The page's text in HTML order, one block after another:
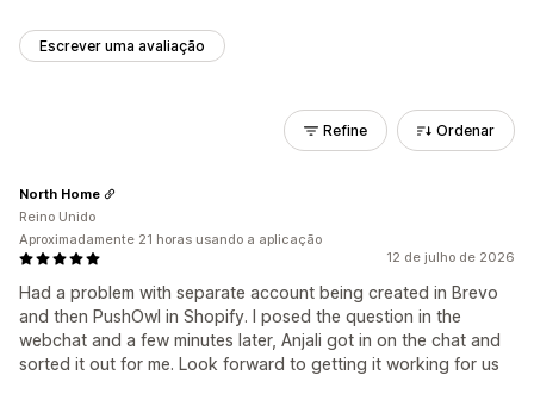
Escrever uma avaliação
Refine Ordenar
12 de julho de 2026
Had a problem with separate account being created in Brevo
and then PushOwl in Shopify. I posed the question in the
webchat and a few minutes later, Anjali got in on the chat and
sorted it out for me. Look forward to getting it working for us
North Home
Reino Unido
Aproximadamente 21 horas usando a aplicação